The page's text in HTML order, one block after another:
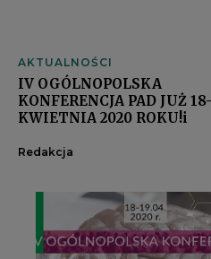
AKTUALNOŚCI
IV OGÓLNOPOLSKA
KONFERENCJA PAD JUŻ
KWIETNIA 2020 ROKU!i
Redakcja